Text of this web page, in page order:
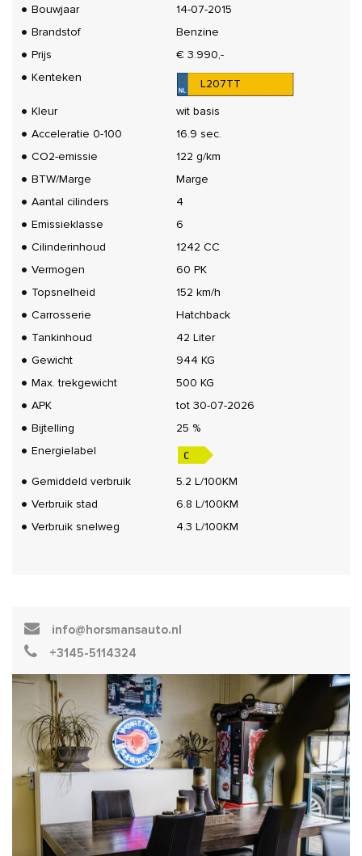
Bouwjaar
14-07-2015
Brandstof
Benzine
Prijs
€ 3.990,-
Kenteken
L207TT
Kleur
wit basis
Acceleratie 0-100
16.9 sec.
CO2-emissie
122 g/km
BTW/Marge
Marge
Aantal cilinders
4
Emissieklasse
6
Cilinderinhoud
1242 CC
Vermogen
60 PK
Topsnelheid
152 km/h
Carrosserie
Hatchback
Tankinhoud
42 Liter
Gewicht
944 KG
Max. trekgewicht
500 KG
APK
tot 30-07-2026
Bijtelling
25 %
Energielabel
Gemiddeld verbruik
5.2 L/100KM
Verbruik stad
6.8 L/100KM
Verbruik snelweg
4.3 L/100KM
info@horsmansauto.nl
+3145-5114324